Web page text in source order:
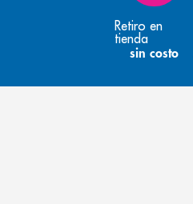
Retiro en
tienda
sin costo